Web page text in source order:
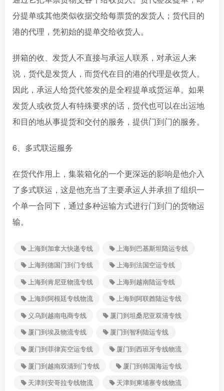
分提单或其他类似收据交给每票货的发货人；货代目的
港的代理，凭初始的提单交给收货人。
拼箱的收、发货人不直接与承运人联系，对承运人来
说，货代是发货人，而货代在目的港的代理是收货人。
因此，承运人给货代签发的是全程提单或货运单。如果
发货人或收货人有特殊要求的话，货代也可以在出运地
和目的地从事提货和交付的服务，提供门到门的服务。
6、多式联运服务
在货代作用上，集装箱化的一个更深远的影响是他介入
了多式联运，这是他充当了主要承运人并承担了组织一
个单一合同下，通过多种运输方式进行门到门的货物运
输。
上海到加拿大快递专线
上海到巴基斯坦陆运专线
上海到德国门到门专线
上海到法国空运专线
上海到肯尼亚物流专线
上海到越南陆运专线
上海到阿根廷专线物流
上海到阿联酋陆运专线
义乌到越南电商专线
厦门到坦桑尼亚双清专线
厦门到埃及物流专线
厦门到智利陆运专线
厦门到菲律宾空运专线
厦门到西班牙专线物流
厦门到越南双清到门专线
厦门到韩国海运专线
天津到安哥拉专线物流
天津到柬埔寨专线物流